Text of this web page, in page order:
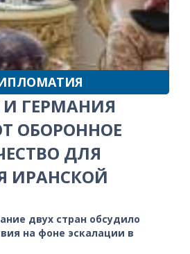
ГЕРМАНИЯ
ОБОРОННОЕ
ДЛЯ
ИРАНСКОЙ
двух стран обсудило
на фоне эскалации в